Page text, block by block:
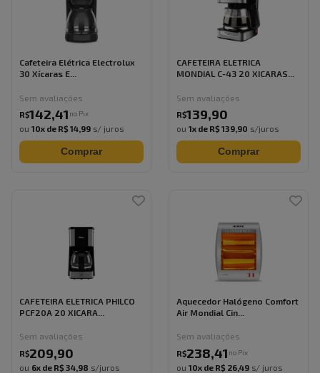
Cafeteira Elétrica Electrolux
30 Xícaras E...
Sem avaliações
R$142,41 no Pix
ou 10x de R$ 14,99 s/ juros
Comprar
CAFETEIRA ELETRICA
MONDIAL C-43 20 XICARAS...
Sem avaliações
R$139,90
ou 1x de R$ 139,90 s/juros
Comprar
CAFETEIRA ELETRICA PHILCO
PCF20A 20 XICARA...
Sem avaliações
R$209,90
ou 6x de R$ 34,98 s/juros
Aquecedor Halógeno Comfort
Air Mondial Cin...
Sem avaliações
R$238,41 no Pix
ou 10x de R$ 26,49 s/ juros